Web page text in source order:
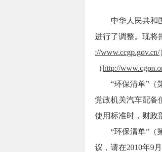
中华人民共和国
进行了调整。现将
://www.ccgp.gov.cn/
（http://
“环保清单”（第
党政机关汽车配备
使用标准时，财政
“环保清单”（第
议，请在2010年9